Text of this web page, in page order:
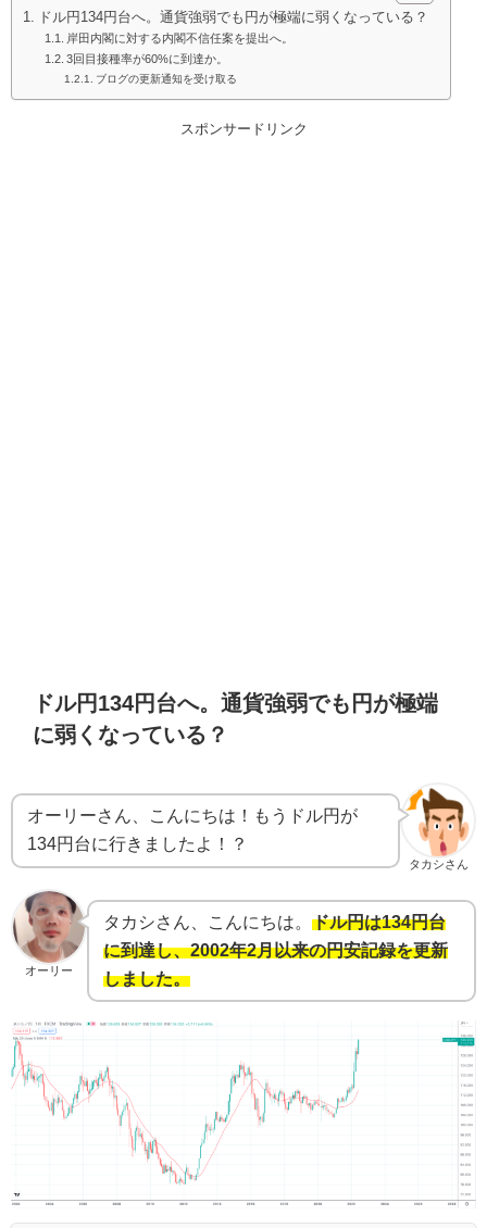
ドル円134円台へ。通貨強弱でも円が極端に弱くなっている？
岸田内閣に対する内閣不信任案を提出へ。
3回目接種率が60%に到達か。
ブログの更新通知を受け取る
スポンサードリンク
ドル円134円台へ。通貨強弱でも円が極端
に弱くなっている？
タカシさん
オーリーさん、こんにちは！もうドル円が
134円台に行きましたよ！？
オーリー
タカシさん、こんにちは。 ドル円は134円台
に到達し、2002年2月以来の円安記録を更新
しました。